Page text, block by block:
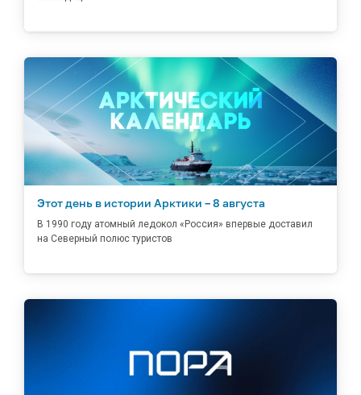
Этот день в истории Арктики – 8 августа
В 1990 году атомный ледокол «Россия» впервые доставил
на Северный полюс туристов